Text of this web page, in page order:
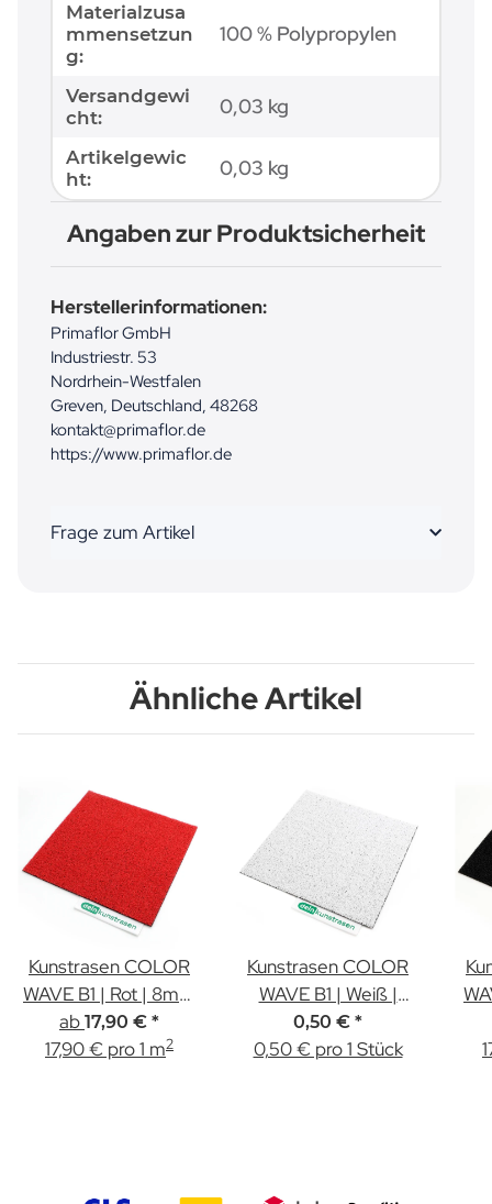
Materialzusa
mmensetzun
g:
100 % Polypropylen
Versandgewi
cht:
0,03 kg
Artikelgewic
ht:
0,03 kg
Angaben zur Produktsicherheit
Herstellerinformationen:
Primaflor GmbH
Industriestr. 53
Nordrhein-Westfalen
Greven, Deutschland, 48268
kontakt@primaflor.de
https://www.primaflor.de
Frage zum Artikel
Ähnliche Artikel
Kunstrasen COLOR
WAVE B1 | Rot | 8mm
Höhe
ab 17,90 € *
17,90 € pro 1 m2
Kunstrasen COLOR
WAVE B1 | Weiß |
8mm | Muster
0,50 € *
0,50 € pro 1 Stück